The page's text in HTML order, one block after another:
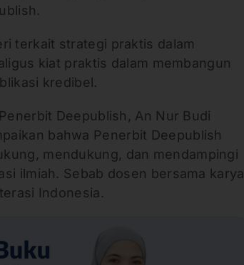
terkait strategi praktis dalam
kiat praktis dalam membangun
kredibel.
Deepublish, An Nur Budi
bahwa Penerbit Deepublish
mendukung, dan mendampingi
ilmiah. Sebab dosen bersama karya
Indonesia.